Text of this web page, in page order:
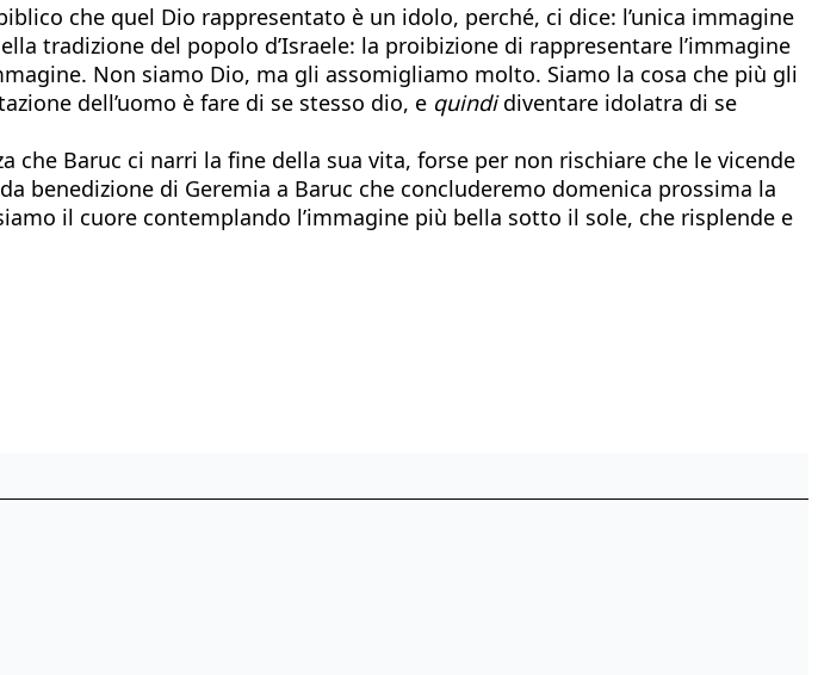
che quel Dio rappresentato è un idolo, perché, ci dice: l’unica immagine
tradizione del popolo d’Israele: la proibizione di rappresentare l’immagine
Non siamo Dio, ma gli assomigliamo molto. Siamo la cosa che più gli
dell’uomo è fare di se stesso dio, e quindidiventare idolatra di se
Baruc ci narri la fine della sua vita, forse per non rischiare che le vicende
benedizione di Geremia a Baruc che concluderemo domenica prossima la
il cuore contemplando l’immagine più bella sotto il sole, che risplende e